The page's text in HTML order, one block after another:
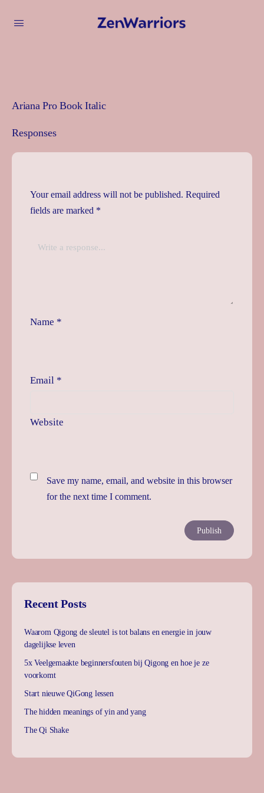
Ariana Pro Book Italic
Responses
Your email address will not be published. Required
fields are marked *
Name *
Email *
Website
Save my name, email, and website in this browser
for the next time I comment.
Recent Posts
Waarom Qigong de sleutel is tot balans en energie in jouw
dagelijkse leven
5x Veelgemaakte beginnersfouten bij Qigong en hoe je ze
voorkomt
Start nieuwe QiGong lessen
The hidden meanings of yin and yang
The Qi Shake